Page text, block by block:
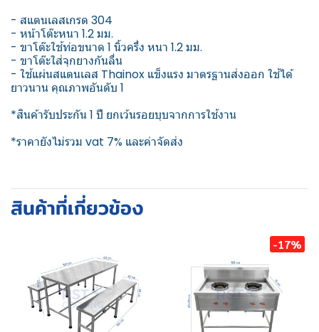
- สแตนเลสเกรด 304
- หน้าโต๊ะหนา 1.2 มม.
- ขาโต๊ะใช้ท่อขนาด 1 นิ้วครึ่ง หนา 1.2 มม.
- ขาโต๊ะใส่จุกยางกันลื่น
- ใช้แผ่นสแตนเลส Thainox แข็งแรง มาตรฐานส่งออก ใช้ได้
ยาวนาน คุณภาพอันดับ 1
*สินค้ารับประกัน 1 ปี ยกเว้นรอยบุบจากการใช้งาน
*ราคายังไม่รวม vat 7% และค่าจัดส่ง
สินค้าที่เกี่ยวข้อง
-17%